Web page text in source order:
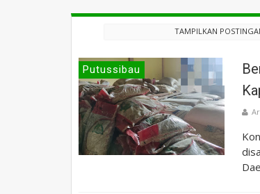
TAMPILKAN
Putussibau